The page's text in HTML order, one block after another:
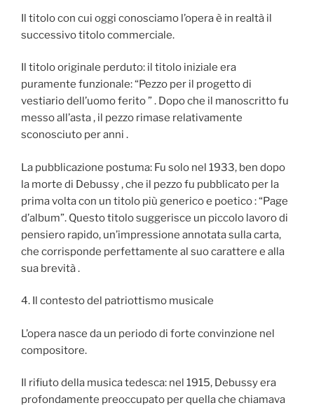
Il titolo con cui oggi conosciamo l’opera è in realtà il
successivo titolo commerciale.
Il titolo originale perduto: il titolo iniziale era
puramente funzionale: “Pezzo per il progetto di
vestiario dell’uomo ferito ” . Dopo che il manoscritto fu
messo all’asta , il pezzo rimase relativamente
sconosciuto per anni .
La pubblicazione postuma: Fu solo nel 1933, ben dopo
la morte di Debussy , che il pezzo fu pubblicato per la
prima volta con un titolo più generico e poetico : “Page
d’album”. Questo titolo suggerisce un piccolo lavoro di
pensiero rapido, un’impressione annotata sulla carta,
che corrisponde perfettamente al suo carattere e alla
sua brevità .
4. Il contesto del patriottismo musicale
L’opera nasce da un periodo di forte convinzione nel
compositore.
Il rifiuto della musica tedesca: nel 1915, Debussy era
profondamente preoccupato per quella che chiamava